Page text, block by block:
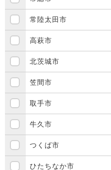
常陸太田市
高萩市
北茨城市
笠間市
取手市
牛久市
つくば市
ひたちなか市